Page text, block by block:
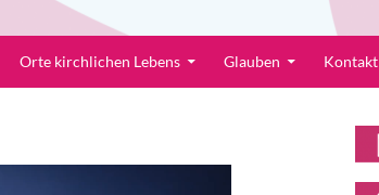
Orte kirchlichen Lebens Glauben Kontakt